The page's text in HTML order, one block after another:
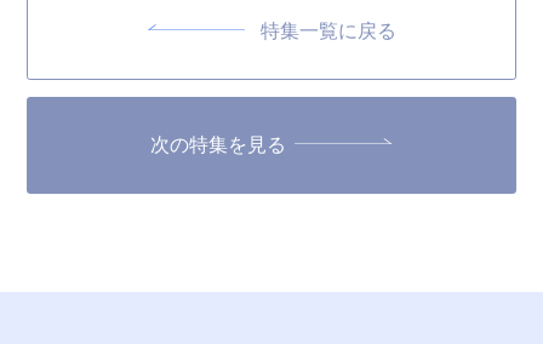
特集一覧に戻る
次の特集を見る